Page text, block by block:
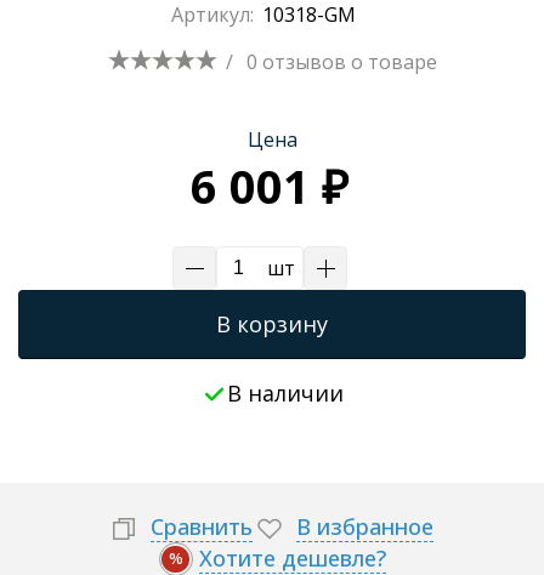
Душевые уголки и ограждения
Артикул: 10318-GM
/ 0 отзывов о товаре
Цена
6 001 ₽
шт
В корзину
В наличии
Сравнить В избранное
% Хотите дешевле?